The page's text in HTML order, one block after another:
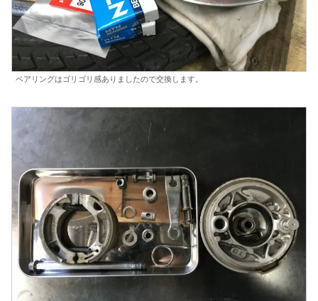
ベアリングはゴリゴリ感ありましたので交換します。